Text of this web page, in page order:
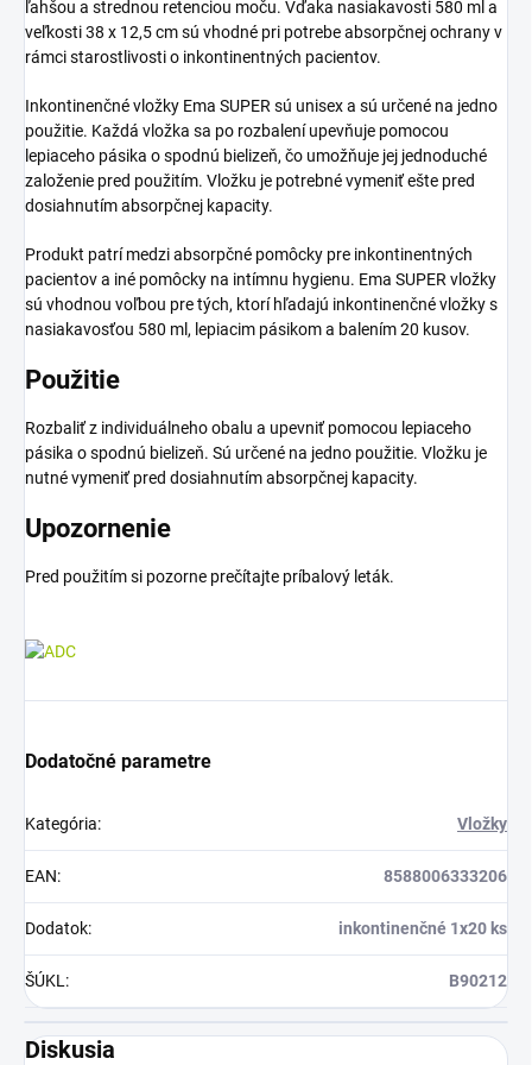
ľahšou a strednou retenciou moču. Vďaka nasiakavosti 580 ml a
veľkosti 38 x 12,5 cm sú vhodné pri potrebe absorpčnej ochrany v
rámci starostlivosti o inkontinentných pacientov.
Inkontinenčné vložky Ema SUPER sú unisex a sú určené na jedno
použitie. Každá vložka sa po rozbalení upevňuje pomocou
lepiaceho pásika o spodnú bielizeň, čo umožňuje jej jednoduché
založenie pred použitím. Vložku je potrebné vymeniť ešte pred
dosiahnutím absorpčnej kapacity.
Produkt patrí medzi absorpčné pomôcky pre inkontinentných
pacientov a iné pomôcky na intímnu hygienu. Ema SUPER vložky
sú vhodnou voľbou pre tých, ktorí hľadajú inkontinenčné vložky s
nasiakavosťou 580 ml, lepiacim pásikom a balením 20 kusov.
Použitie
Rozbaliť z individuálneho obalu a upevniť pomocou lepiaceho
pásika o spodnú bielizeň. Sú určené na jedno použitie. Vložku je
nutné vymeniť pred dosiahnutím absorpčnej kapacity.
Upozornenie
Pred použitím si pozorne prečítajte príbalový leták.
Dodatočné parametre
Kategória: Vložky
EAN: 8588006333206
Dodatok: inkontinenčné 1x20 ks
ŠÚKL : B90212
Diskusia